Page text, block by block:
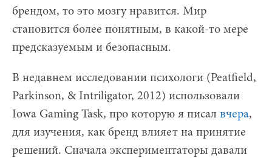
брендом, то это мозгу нравится. Мир
становится более понятным, в какой-то мере
предсказуемым и безопасным.
В недавнем исследовании психологи (Peatfield,
Parkinson, & Intriligator, 2012) использовали
Iowa Gaming Task, про которую я писал вчера,
для изучения, как бренд влияет на принятие
решений. Сначала экспериментаторы давали